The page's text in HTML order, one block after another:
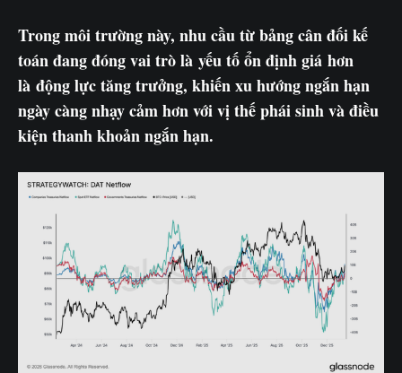
Trong môi trường này, nhu cầu từ bảng cân đối kế
toán đang đóng vai trò là yếu tố ổn định giá hơn
là động lực tăng trưởng, khiến xu hướng ngắn hạn
ngày càng nhạy cảm hơn với vị thế phái sinh và điều
kiện thanh khoản ngắn hạn.